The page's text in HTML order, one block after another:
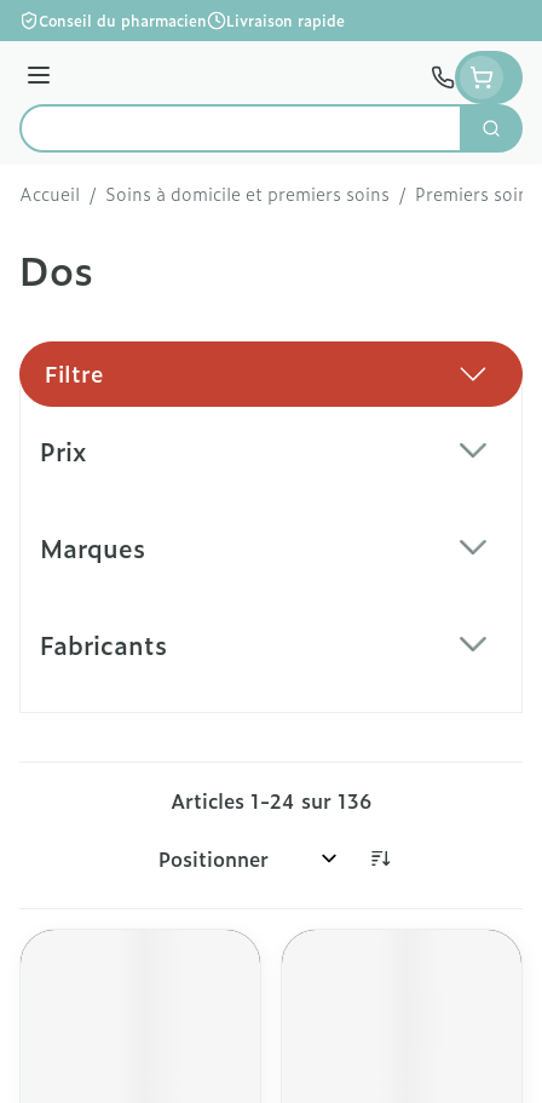
Aller au contenu
Conseil du pharmacien Livraison rapide
Menu
Rechercher
Accueil / Soins à domicile et premiers soins / Premiers soins
Dos
Filtre
Prix
Marques
Fabricants
Articles 1-24 sur 136
Trier par: